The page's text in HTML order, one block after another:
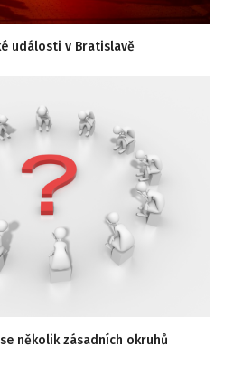
události v Bratislavě
několik zásadních okruhů